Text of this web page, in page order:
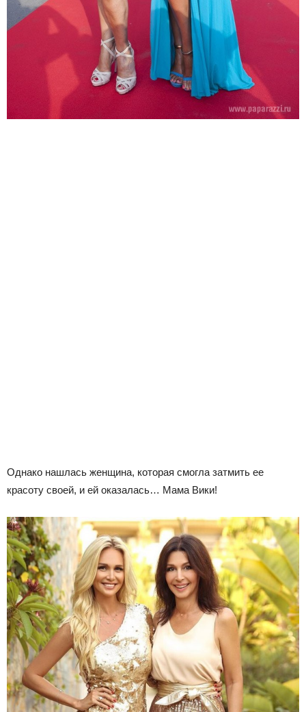
Однако нашлась женщина, которая смогла затмить ее
красоту своей, и ей оказалась… Мама Вики!